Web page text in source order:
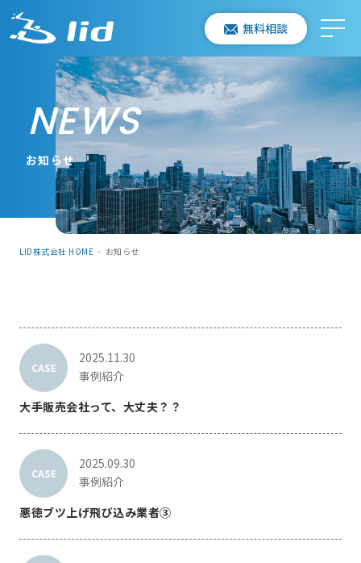
無料相談
NEWS
お知らせ
LID株式会社 HOME - お知らせ
CASE
2025.11.30
事例紹介
大手販売会社って、大丈夫？？
CASE
2025.09.30
事例紹介
悪徳ブツ上げ飛び込み業者③